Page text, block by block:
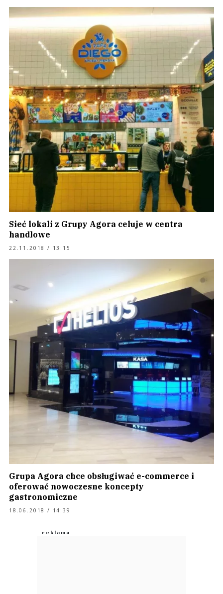
Sieć lokali z Grupy Agora celuje w centra
handlowe
22.11.2018 / 13:15
Grupa Agora chce obsługiwać e-commerce i
oferować nowoczesne koncepty
gastronomiczne
18.06.2018 / 14:39